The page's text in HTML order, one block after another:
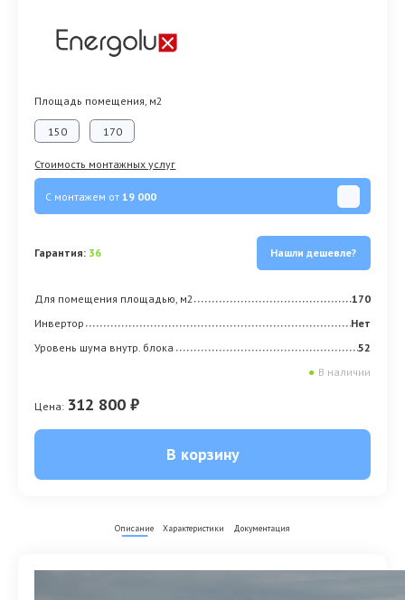
Площадь помещения, м2
150 170
Стоимость монтажных услуг
С монтажем от19 000
Гарантия: 36 Нашли дешевле?
Для помещения площадью, м2
170
Инвертор
Нет
Уровень шума внутр. блока
52
● В наличии
Цена: 312 800 ₽
В корзину
Описание Характеристики Документация